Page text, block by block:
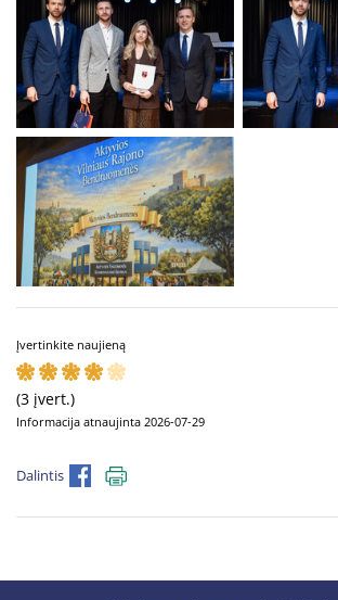
Įvertinkite naujieną
(3 įvert.)
Informacija atnaujinta 2026-07-29
Dalintis